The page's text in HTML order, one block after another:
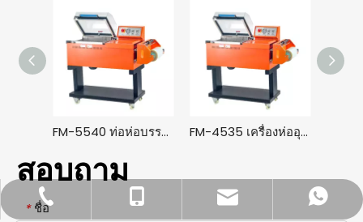
FM-5540 ท่อห่อบรรจุภัณฑ์อุโมงค์อัตโนมัติอย่างรวดเร็ว เครื่องห่อฟิล์มหดโพลีโอเลฟิน PVC ท่อความร้อนเครื่องห่อ FM-4535 เครื่องห่ออุโมงค์หดด้วยความร้อนอัตโนมัติ อุปกรณ์บรรจุภัณฑ์ฟิล์ม PVC/โพลีโอเลฟินส์ความเร็วสูง
สอบถาม
* ชื่อ +86-577-88775569
+86- 13656777995
dfpack@packingmachine.com
+86 13656777971